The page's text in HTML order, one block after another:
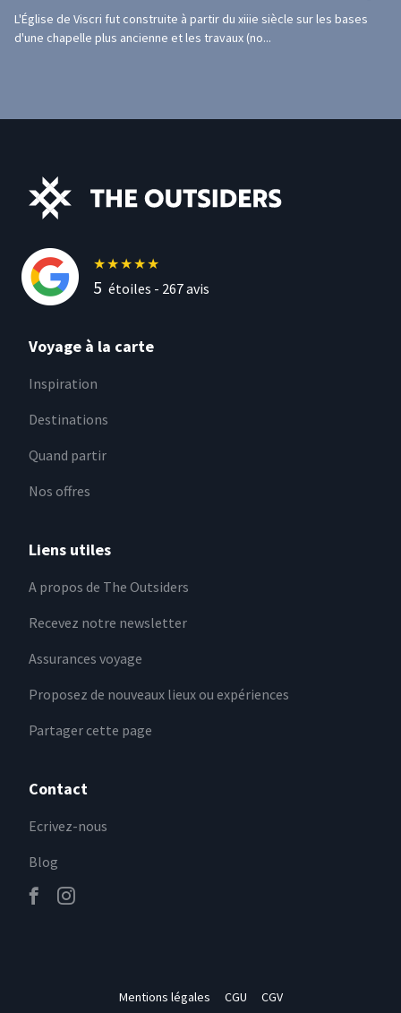
L'Église de Viscri fut construite à partir du xiiie siècle sur les bases
d'une chapelle plus ancienne et les travaux (no...
★★★★★
5 étoiles - 267avis
Voyage à la carte
Inspiration
Destinations
Quand partir
Nos offres
Liens utiles
A propos de The Outsiders
Recevez notre newsletter
Assurances voyage
Proposez de nouveaux lieux ou expériences
Partager cette page
Contact
Ecrivez-nous
Blog
Mentions légales CGU CGV